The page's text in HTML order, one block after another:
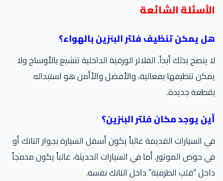
الشائعة
يمكن تنظيف فلتر البنزين بالهواء؟
ينصح بذلك أبداً. الفلاتر الورقية الداخلية تتشبع بالأوساخ ولا
تنظيفها بفعالية، والأفضل والأأمن هو استبداله
جديدة.
يوجد مكان فلتر البنزين؟
السيارات القديمة غالباً يكون أسفل السيارة بجوار التانك أو
حوض الموتور. أما في السيارات الحديثة، غالباً يكون مدمجاً
“قلب الطرمبة” داخل التانك نفسه.